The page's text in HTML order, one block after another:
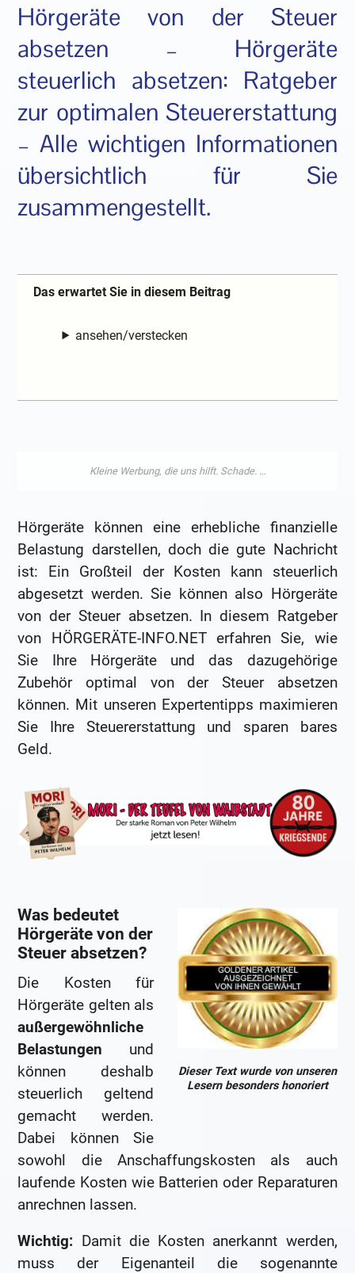
Hörgeräte von der Steuer
absetzen – Hörgeräte
steuerlich absetzen: Ratgeber
zur optimalen Steuererstattung
– Alle wichtigen Informationen
übersichtlich für Sie
zusammengestellt.
Das erwartet Sie in diesem Beitrag
ansehen/verstecken
Hörgeräte können eine erhebliche finanzielle
Belastung darstellen, doch die gute Nachricht
ist: Ein Großteil der Kosten kann steuerlich
abgesetzt werden. Sie können also Hörgeräte
von der Steuer absetzen. In diesem Ratgeber
von HÖRGERÄTE-INFO.NET erfahren Sie, wie
Sie Ihre Hörgeräte und das dazugehörige
Zubehör optimal von der Steuer absetzen
können. Mit unseren Expertentipps maximieren
Sie Ihre Steuererstattung und sparen bares
Geld.
Dieser Text wurde von unseren
Lesern besonders honoriert
Was bedeutet
Hörgeräte von der
Steuer absetzen?
Die Kosten für
Hörgeräte gelten als
außergewöhnliche
Belastungen und
können deshalb
steuerlich geltend
gemacht werden.
Dabei können Sie
sowohl die Anschaffungskosten als auch
laufende Kosten wie Batterien oder Reparaturen
anrechnen lassen.
Wichtig: Damit die Kosten anerkannt werden,
muss der Eigenanteil die sogenannte